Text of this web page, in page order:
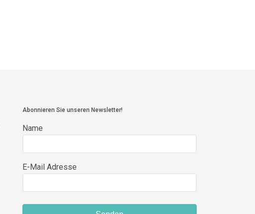
Abonnieren Sie unseren Newsletter!
Name
E-Mail Adresse